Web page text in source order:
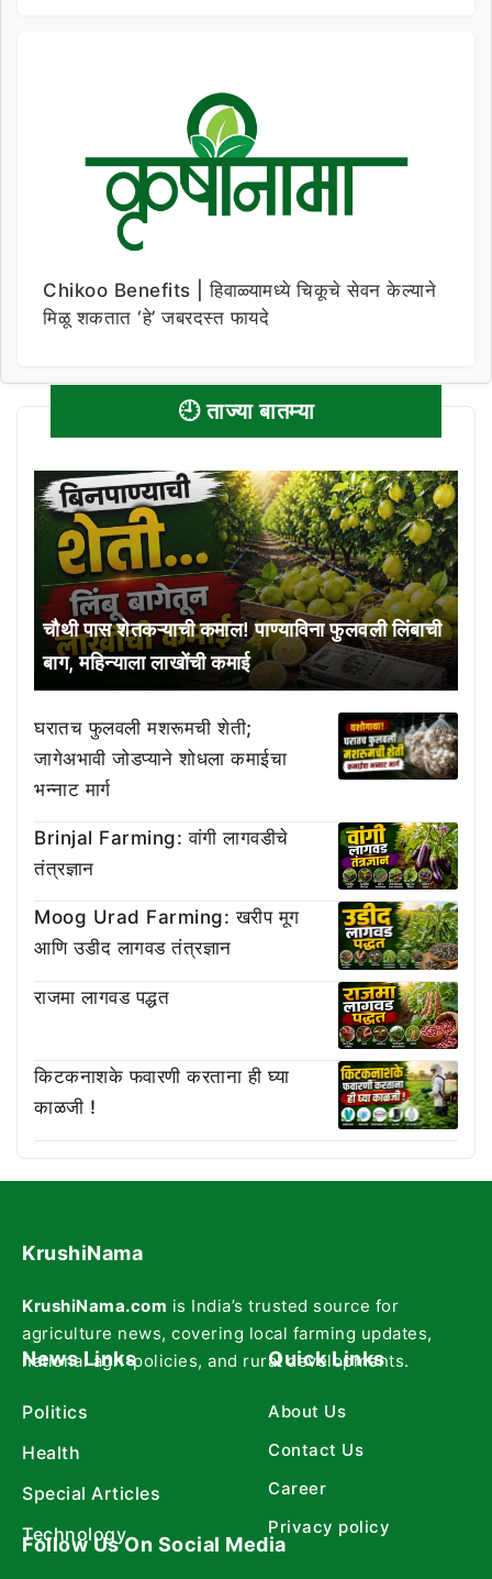
Chikoo Benefits | हिवाळ्यामध्ये चिकूचे सेवन केल्याने
मिळू शकतात ‘हे’ जबरदस्त फायदे
🕘 ताज्या बातम्या
चौथी पास शेतकऱ्याची कमाल! पाण्याविना फुलवली लिंबाची
बाग, महिन्याला लाखोंची कमाई
घरातच फुलवली मशरूमची शेती;
जागेअभावी जोडप्याने शोधला कमाईचा
भन्नाट मार्ग
Brinjal Farming: वांगी लागवडीचे
तंत्रज्ञान
Moog Urad Farming: खरीप मूग
आणि उडीद लागवड तंत्रज्ञान
राजमा लागवड पद्धत
किटकनाशके फवारणी करताना ही घ्या
काळजी !
KrushiNama
KrushiNama.com is India’s trusted source for
agriculture news, covering local farming updates,
national agri-policies, and rural developments.
News Links
Politics
Health
Special Articles
Technology
Quick Links
About Us
Contact Us
Career
Privacy policy
Follow Us On Social Media